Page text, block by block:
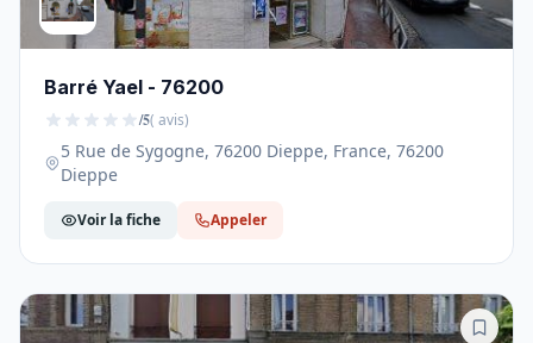
Barré Yael - 76200
/5( avis)
5 Rue de Sygogne, 76200 Dieppe, France, 76200
Dieppe
Voir la fiche Appeler